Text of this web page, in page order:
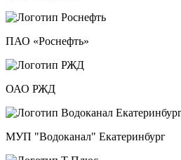
ПАО «Роснефть»
ОАО РЖД
МУП "Водоканал" Екатеринбург